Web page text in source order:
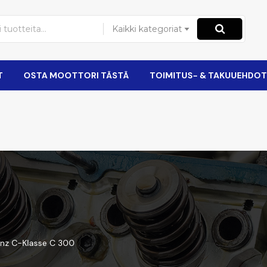
Kaikki kategoriat
OSTA MOOTTORI TÄSTÄ TOIMITUS- & TAKUUEHDOT
C-Klasse C 300